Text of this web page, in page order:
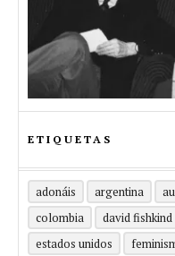
ETIQUETAS
adonáis argentina
colombia
david fishkind
estados unidos